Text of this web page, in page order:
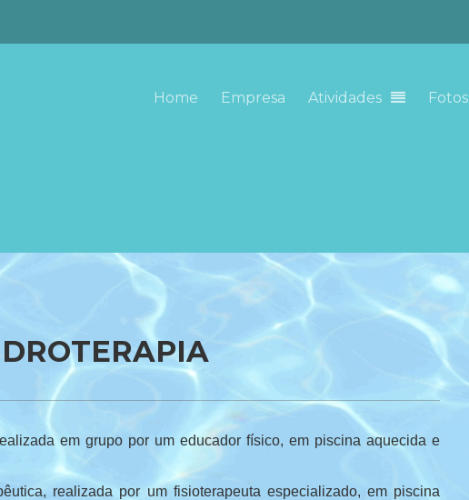
Home Empresa Atividades Fotos
em grupo por um educador físico, em piscina aquecida e
realizada por um fisioterapeuta especializado, em piscina